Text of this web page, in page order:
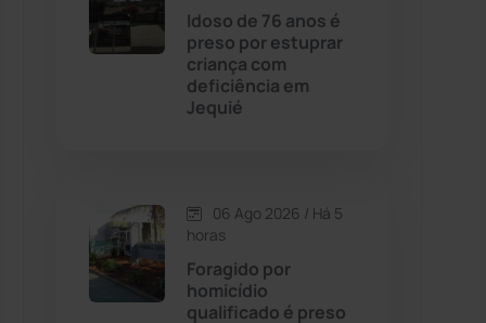
Dom Basílio (391)
Esportes
(24)
Idoso de 76 anos é
preso por estuprar
criança com
deficiência em
Jequié
06 Ago 2026 / Há 5
horas
Foragido por
homicídio
qualificado é preso